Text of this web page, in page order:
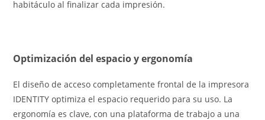
habitáculo al finalizar cada impresión.
Optimización del espacio y ergonomía
El diseño de acceso completamente frontal de la impresora
IDENTITY optimiza el espacio requerido para su uso. La
ergonomía es clave, con una plataforma de trabajo a una